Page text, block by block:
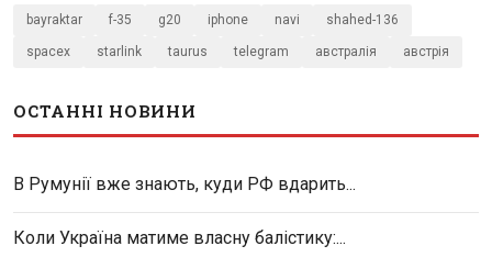
bayraktar f-35 g20 iphone navi shahed-136
spacex starlink taurus telegram австралія австрія
ОСТАННІ НОВИНИ
В Румунії вже знають, куди РФ вдарить...
Коли Україна матиме власну балістику:...